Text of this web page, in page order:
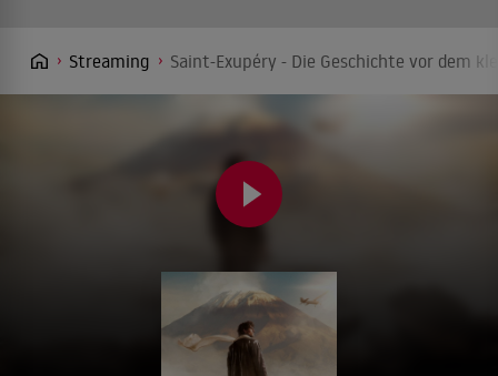
Streaming Saint-Exupéry - Die Geschichte vor dem